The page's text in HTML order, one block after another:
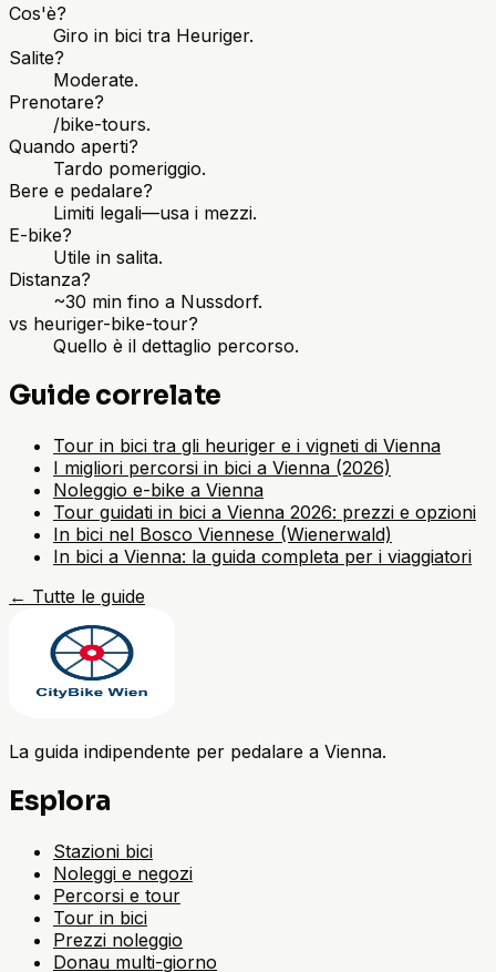
Cos'è?
Giro in bici tra Heuriger.
Salite?
Moderate.
Prenotare?
/bike-tours.
Quando aperti?
Tardo pomeriggio.
Bere e pedalare?
Limiti legali—usa i mezzi.
E-bike?
Utile in salita.
Distanza?
~30 min fino a Nussdorf.
vs heuriger-bike-tour?
Quello è il dettaglio percorso.
Guide correlate
Tour in bici tra gli heuriger e i vigneti di Vienna
I migliori percorsi in bici a Vienna (2026)
Noleggio e-bike a Vienna
Tour guidati in bici a Vienna 2026: prezzi e opzioni
In bici nel Bosco Viennese (Wienerwald)
In bici a Vienna: la guida completa per i viaggiatori
← Tutte le guide
La guida indipendente per pedalare a Vienna.
Esplora
Stazioni bici
Noleggi e negozi
Percorsi e tour
Tour in bici
Prezzi noleggio
Donau multi-giorno